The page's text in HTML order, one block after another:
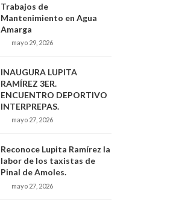
Trabajos de
Mantenimiento en Agua
Amarga
mayo 29, 2026
INAUGURA LUPITA
RAMÍREZ 3ER.
ENCUENTRO DEPORTIVO
INTERPREPAS.
mayo 27, 2026
Reconoce Lupita Ramírez la
labor de los taxistas de
Pinal de Amoles.
mayo 27, 2026